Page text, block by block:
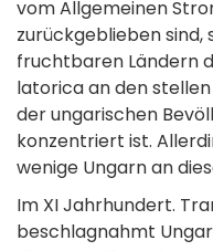
vom Allgemeinen
zurückgeblieben sind,
fruchtbaren Ländern
latorica an den
der ungarischen
konzentriert ist.
wenige Ungarn an
Im XI Jahrhundert.
beschlagnahmt